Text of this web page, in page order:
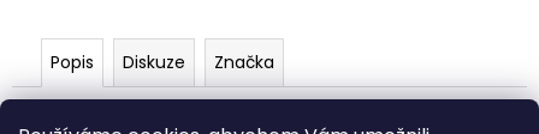
Popis Diskuze Značka